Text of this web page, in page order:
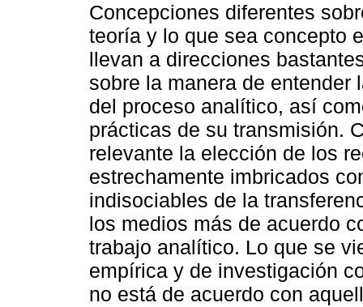
Concepciones diferentes
teoría y lo que sea concepto
llevan a direcciones
sobre la manera de entender
del proceso analítico, así
prácticas de su transmisión.
relevante la elección de los
estrechamente imbricados
indisociables de la
los medios más de acuerdo
trabajo analítico. Lo que se
empírica y de investigación
no está de acuerdo con